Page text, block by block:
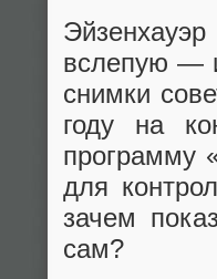
вслепую —
снимки
году на
программу
для
зачем
сам?